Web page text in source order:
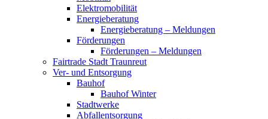
Elektromobilität
Energieberatung
Energieberatung – Meldungen
Förderungen
Förderungen – Meldungen
Fairtrade Stadt Traunreut
Ver- und Entsorgung
Bauhof
Bauhof Winter
Stadtwerke
Abfallentsorgung